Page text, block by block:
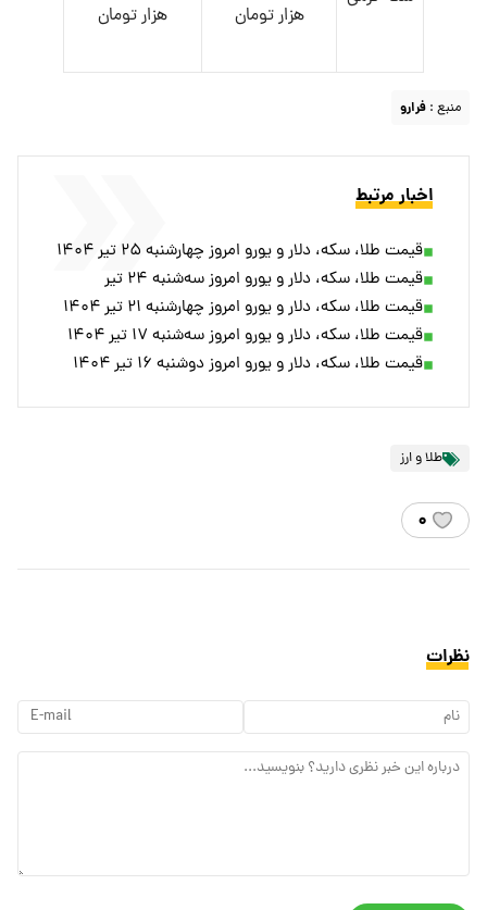
هزار تومان هزار تومان
منبع : فرارو
اخبار مرتبط
قیمت طلا، سکه، دلار و یورو امروز چهارشنبه ۲۵ تیر ۱۴۰۴
قیمت طلا، سکه، دلار و یورو امروز سه‌شنبه ۲۴ تیر
قیمت طلا، سکه، دلار و یورو امروز چهارشنبه ۲۱ تیر ۱۴۰۴
قیمت طلا، سکه، دلار و یورو امروز سه‌شنبه ۱۷ تیر ۱۴۰۴
قیمت طلا، سکه، دلار و یورو امروز دوشنبه ۱۶ تیر ۱۴۰۴
طلا و ارز
۰
نظرات